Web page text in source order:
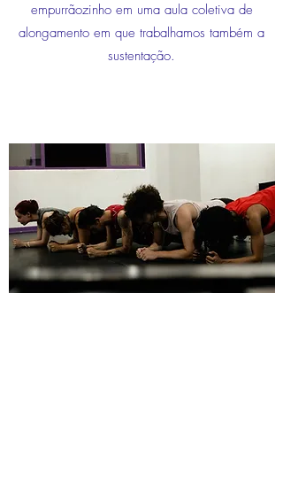
empurrãozinho em uma aula coletiva de
alongamento em que trabalhamos também a
sustentação.